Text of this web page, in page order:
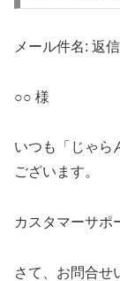
メール件名: 返
○○ 様
いつも「じゃら
ございます。
カスタマーサポ
さて、お問合せ